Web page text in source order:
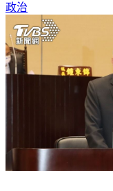
政治